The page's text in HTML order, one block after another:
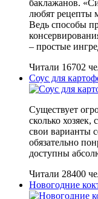
баклажанов.
любят рецепты
Ведь способы
– простые
Читали 16702
Соус для
Существует
сколько
свои варианты
обязательно
доступны
Читали 28400
Новогодние